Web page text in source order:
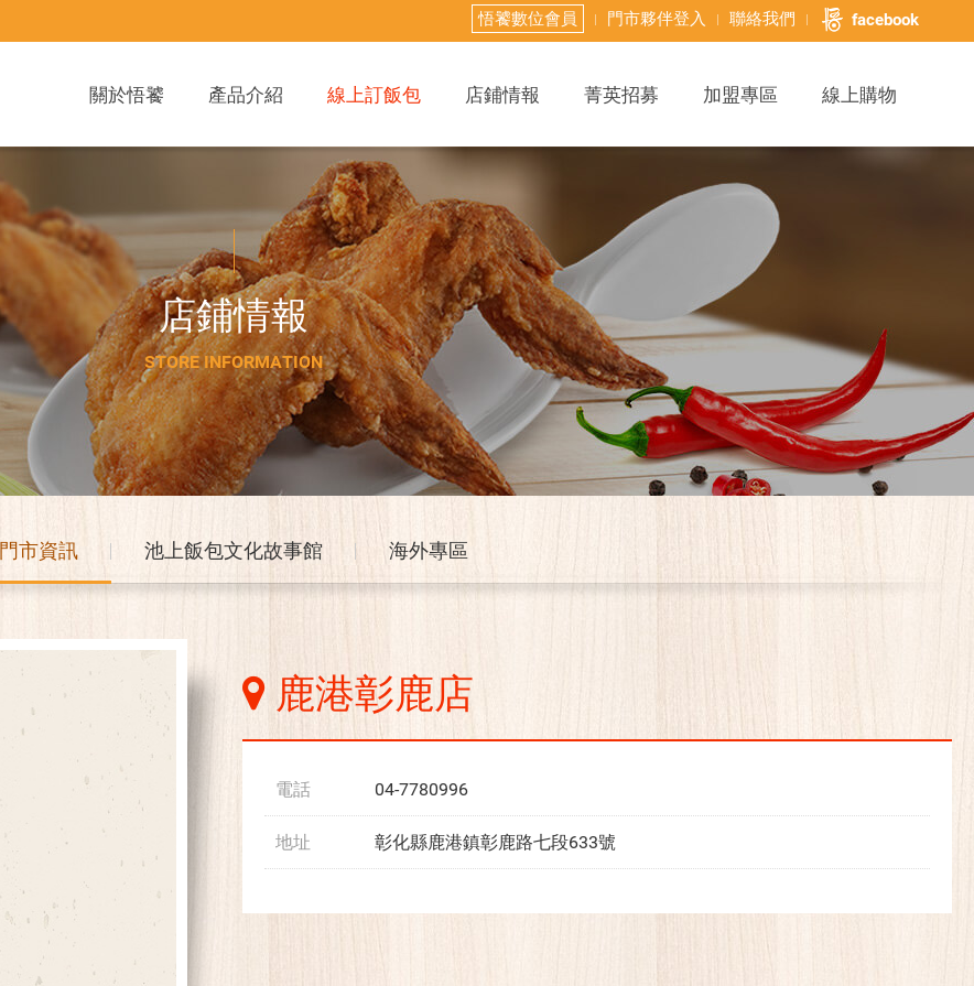
悟饕數位會員 門市夥伴登入 聯絡我們 facebook
關於悟饕 產品介紹 線上訂飯包 店鋪情報 菁英招募 加盟專區 線上購物
店鋪情報
STORE INFORMATION
門市資訊 池上飯包文化故事館 海外專區
鹿港彰鹿店
電話 04-7780996
地址 彰化縣鹿港鎮彰鹿路七段633號